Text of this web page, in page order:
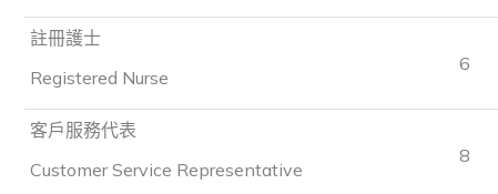
註冊護士
Registered Nurse
6
客戶服務代表
Customer Service Representative
8